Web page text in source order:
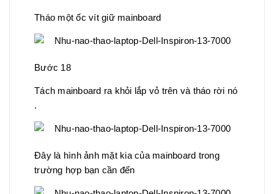
Tháo một ốc vít giữ mainboard
Bước 18
Tách mainboard ra khỏi lắp vỏ trên và tháo rời nó
.
Đây là hình ảnh mặt kia của mainboard trong
trường hợp bạn cần đến